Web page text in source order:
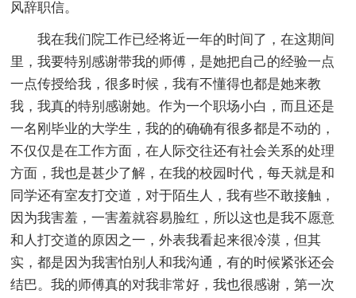
风辞职信。
我在我们院工作已经将近一年的时间了，在这期间
里，我要特别感谢带我的师傅，是她把自己的经验一点
一点传授给我，很多时候，我有不懂得也都是她来教
我，我真的特别感谢她。作为一个职场小白，而且还是
一名刚毕业的大学生，我的的确确有很多都是不动的，
不仅仅是在工作方面，在人际交往还有社会关系的处理
方面，我也是甚少了解，在我的校园时代，每天就是和
同学还有室友打交道，对于陌生人，我有些不敢接触，
因为我害羞，一害羞就容易脸红，所以这也是我不愿意
和人打交道的原因之一，外表我看起来很冷漠，但其
实，都是因为我害怕别人和我沟通，有的时候紧张还会
结巴。我的师傅真的对我非常好，我也很感谢，第一次